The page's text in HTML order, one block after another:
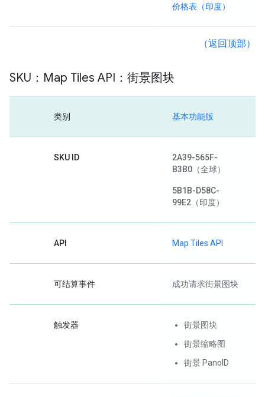
价格表（印度）
（返回顶部）
SKU：Map Tiles API：街景图块
类别 基本功能版
SKU ID
2A39-565F-
B3B0 （全球）
5B1B-D58C-
99E2 （印度）
API Map Tiles API
可结算事件 成功请求街景图块
触发器
街景图块
街景缩略图
街景 PanoID